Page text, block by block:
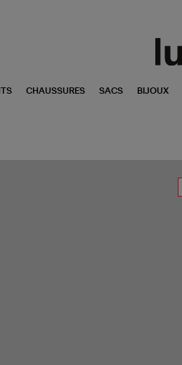
CHAUSSURES SACS BIJOUX